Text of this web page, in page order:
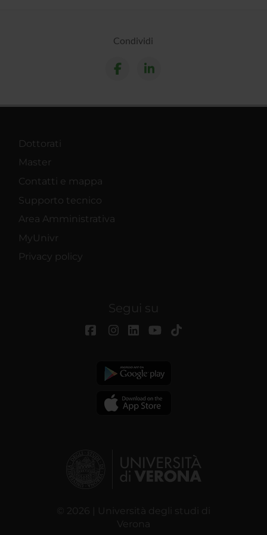
Condividi
Dottorati
Master
Contatti e mappa
Supporto tecnico
Area Amministrativa
MyUnivr
Privacy policy
Segui su
© 2026 | Università degli studi di
Verona